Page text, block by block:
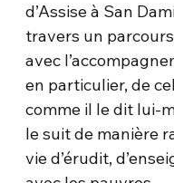
d’Assise à San
travers un
avec
en particulier, de
comme il le dit lui-
le suit de manière
vie d’érudit,